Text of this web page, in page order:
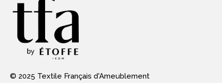
© 2025 Textile Français d'Ameublement